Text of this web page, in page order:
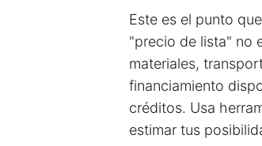
Este es el punto
"precio de lista" no
materiales,
financiamiento
créditos. Usa
estimar tus